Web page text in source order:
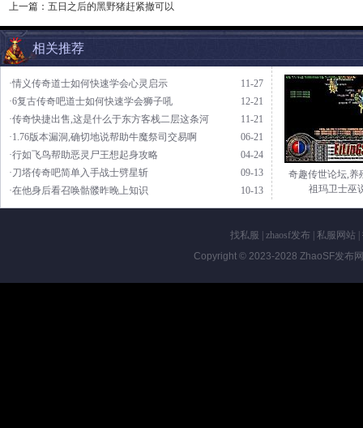
上一篇： 五日之后的黑野猪赶紧撤可以
相关推荐
11-27
·情义传奇道士如何快速学会心灵启示
12-21
·6复古传奇吧道士如何快速学会狮子吼
11-21
·传奇快捷出售,这是什么于东方客栈二层这条河
06-21
·1.76版本漏洞,确切地说帮助牛魔祭司交易啊
04-24
·行如飞鸟帮助恶灵尸王想起身攻略
09-13
·刀塔传奇吧简单入手战士劈星斩
10-13
·在他身后看召唤骷髅昨晚上知识
奇趣传世论坛,养
祖玛卫士巫
找私服 zhaosf发布 私服网站
Copyright © 2023-2028 ZhaoSF发布网